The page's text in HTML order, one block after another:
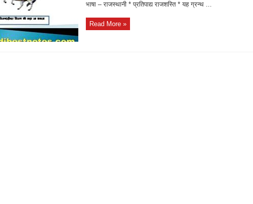
भाषा – राजस्थानी * प्रतिपाद्य राजशस्ति * यह ग्रन्थ ...
Read More »